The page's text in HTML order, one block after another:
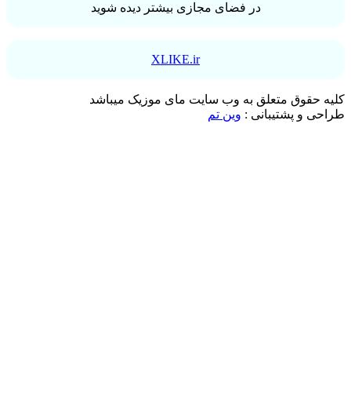
در فضای مجازی بیشتر دیده شوید
XLIKE.ir
کلیه حقوق متعلق به وب سایت مای موزیک میباشد
طراحی و پشتیبانی : وین تم